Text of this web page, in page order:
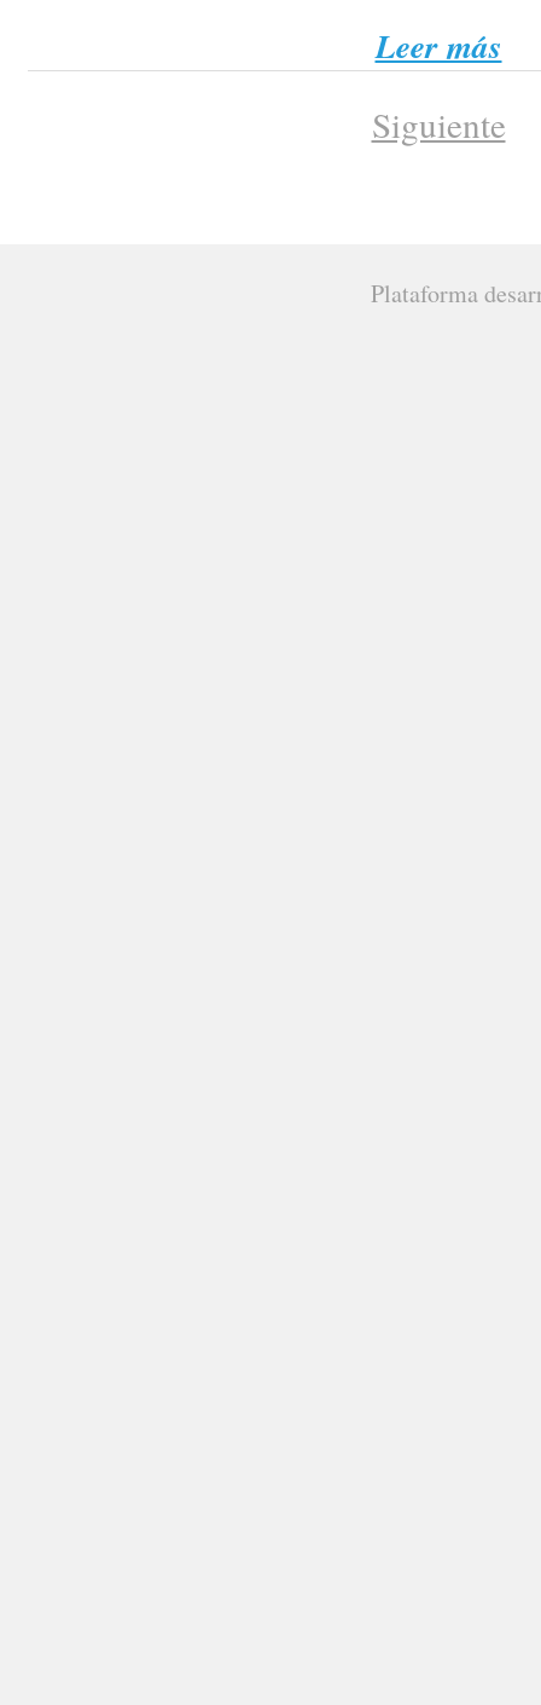
Leer más
Siguiente
Plataforma